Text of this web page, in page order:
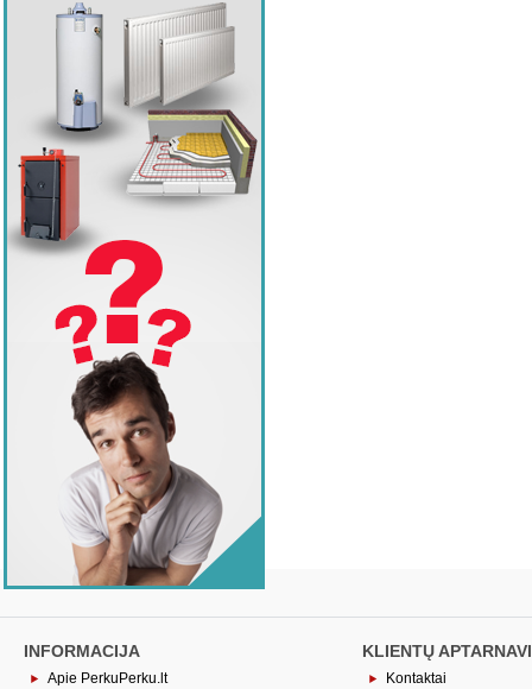
INFORMACIJA
Apie PerkuPerku.lt
KLIENTŲ
Kontaktai